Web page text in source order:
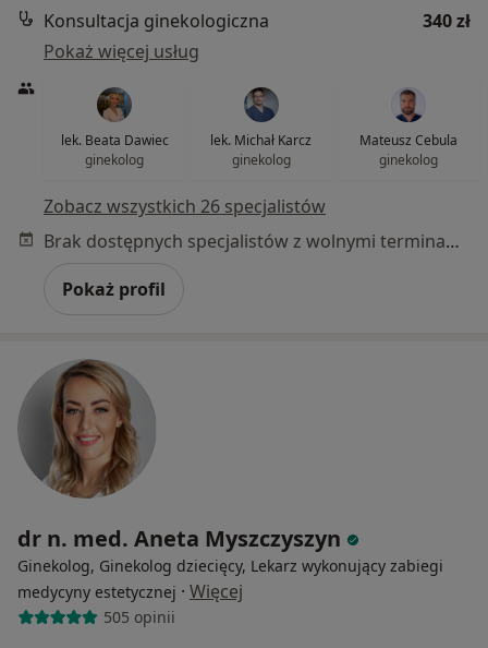
Konsultacja ginekologiczna
340 zł
Pokaż więcej usług
lek. Beata Dawiec
ginekolog
lek. Michał Karcz
ginekolog
Mateusz Cebula
ginekolog
Zobacz wszystkich 26 specjalistów
Brak dostępnych specjalistów z wolnymi terminami w tym centrum medycznym.
Pokaż profil
dr n. med. Aneta Myszczyszyn
Ginekolog, Ginekolog dziecięcy, Lekarz wykonujący zabiegi
medycyny estetycznej · Więcej
505 opinii